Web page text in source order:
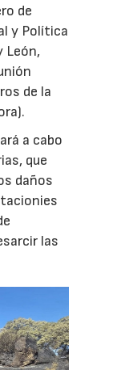
de
y Política
León,
de la
a cabo
que
daños
las